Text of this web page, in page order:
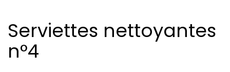
Serviettes nettoyantes
n°4